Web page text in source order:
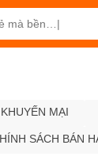
MẠI
SÁCH BÁN